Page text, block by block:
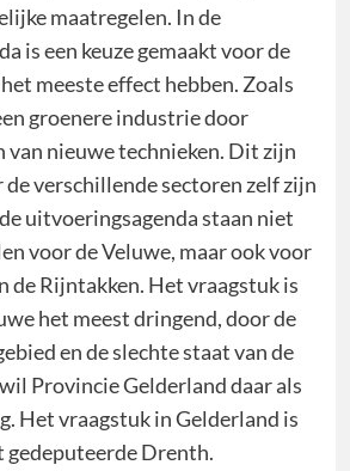
maatregelen. In de
is een keuze gemaakt voor de
meeste effect hebben. Zoals
groenere industrie door
van nieuwe technieken. Dit zijn
de verschillende sectoren zelf zijn
uitvoeringsagenda staan niet
voor de Veluwe, maar ook voor
de Rijntakken. Het vraagstuk is
het meest dringend, door de
en de slechte staat van de
Provincie Gelderland daar als
Het vraagstuk in Gelderland is
gedeputeerde Drenth.